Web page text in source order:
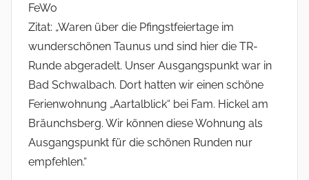
FeWo
Zitat: „Waren über die Pfingstfeiertage im
wunderschönen Taunus und sind hier die TR-
Runde abgeradelt. Unser Ausgangspunkt war in
Bad Schwalbach. Dort hatten wir einen schöne
Ferienwohnung „Aartalblick“ bei Fam. Hickel am
Bräunchsberg. Wir können diese Wohnung als
Ausgangspunkt für die schönen Runden nur
empfehlen.“